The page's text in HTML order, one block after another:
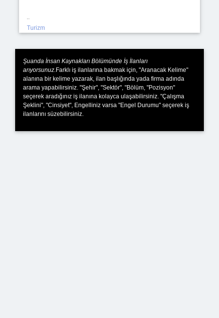
..
Turizm
Şuanda İnsan Kaynakları Bölümünde İş İlanları
arıyorsunuz. Farklı iş ilanlarına bakmak için, "Aranacak Kelime"
alanına bir kelime yazarak, ilan başlığında yada firma adında
arama yapabilirsiniz. "Şehir", "Sektör", "Bölüm, "Pozisyon"
seçerek aradığınız iş ilanına kolayca ulaşabilirsiniz. "Çalışma
Şeklini", "Cinsiyet", Engelliniz varsa "Engel Durumu" seçerek iş
ilanlarını süzebilirsiniz.